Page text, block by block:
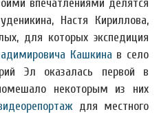
впечатлениями делятся
Настя Кириллова,
для которых экспедиция
Кашкина в село
Эл оказалась первой в
некоторым из них
для местного